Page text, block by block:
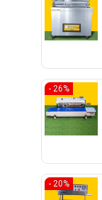
- 26%
- 20%